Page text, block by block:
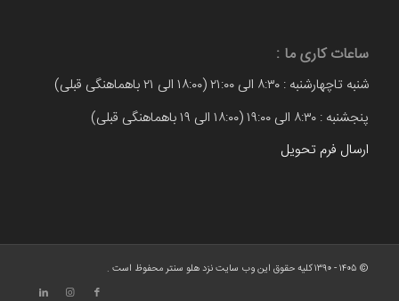
ساعات کاری ما :
شنبه تاچهارشنبه : ۸:۳۰ الی ۲۱:۰۰ (۱۸:۰۰ الی ۲۱ باهماهنگی قبلی)
پنجشنبه : ۸:۳۰ الی ۱۹:۰۰ (۱۸:۰۰ الی ۱۹ باهماهنگی قبلی)
ارسال فرم تحویل
© ۱۴۰۵ - ۱۳۹۰ کلیه حقوق این وب سایت نزد هلو سنتر محفوظ است .